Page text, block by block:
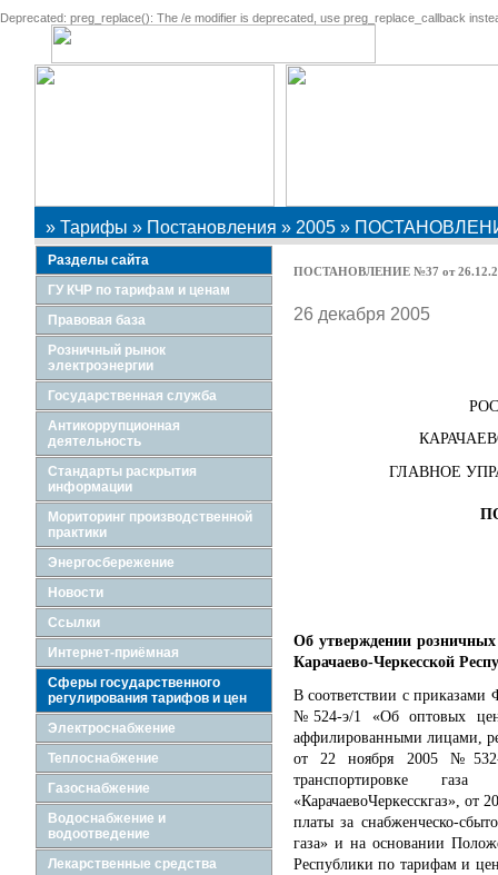
Deprecated: preg_replace(): The /e modifier is deprecated, use preg_replace_callback
» Тарифы » Постановления » 2005»
Разделы сайта
ГУ КЧР по тарифам и ценам
Правовая база
Розничный рынок
электроэнергии
Государственная служба
Антикоррупционная
деятельность
Стандарты раскрытия
информации
Мориторинг производственной
практики
Энергосбережение
Новости
Ссылки
Интернет-приёмная
Сферы государственного
регулирования тарифов и цен
Электроснабжение
Теплоснабжение
Газоснабжение
Водоснабжение и
водоотведение
Лекарственные средства
ПОСТАНОВЛЕНИЕ №37 от
26 декабря 2005
ГЛАВНОЕ
Об утверждении
Карачаево-Черкесской
В соответствии с
№524-э/1 «Об оптовых
аффилированными лицами,
от 22 ноября 2005
транспортировке
«КарачаевоЧеркесскгаз», от
платы за снабженческо-
газа» и на основании
Республики по тарифам и